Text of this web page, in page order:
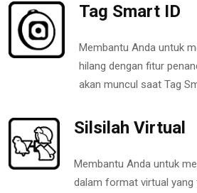
Tag Smart ID
Membantu Anda untuk
hilang dengan fitur
akan muncul saat Tag
Silsilah Virtual
Membantu Anda untuk
dalam format virtual yang